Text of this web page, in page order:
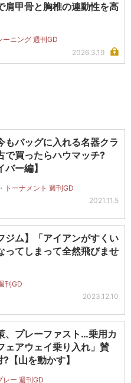
肩甲骨と胸椎の連動性を高
ーニング 週刊GD
2026.3.19
もバッグに入れる名器クラ
で買ったらハウマッチ?
バー編】
トーナメント 週刊GD
2021.11.5
ジム】「アイアンがすくい
ってしまって全然飛びませ
刊GD
2023.12.10
、プレーファスト…乗用カ
ェアウェイ乗り入れ」賛
【山を動かす】
レー 週刊GD